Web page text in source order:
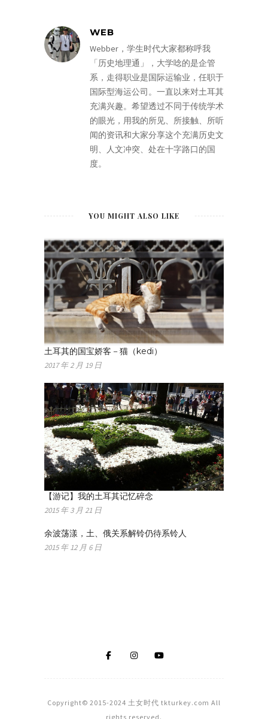
WEB
Webber，学生时代大家都称呼我
「历史地理通」，大学唸的是企管
系，走得职业是国际运输业，任职于
国际型海运公司。一直以来对土耳其
充满兴趣。希望透过不同于传统学术
的眼光，用我的所见、所接触、所听
闻的资讯和大家分享这个充满历史文
明、人文冲突、处在十字路口的国
度。
YOU MIGHT ALSO LIKE
土耳其的国宝娇客－猫（kedi）
2017 年 2 月 19 日
【游记】我的土耳其记忆碎念
2015 年 3 月 21 日
余波荡漾，土、俄关系解铃仍待系铃人
2015 年 12 月 6 日
Copyright© 2015-2024 土女时代 tkturkey.com All
rights reserved.